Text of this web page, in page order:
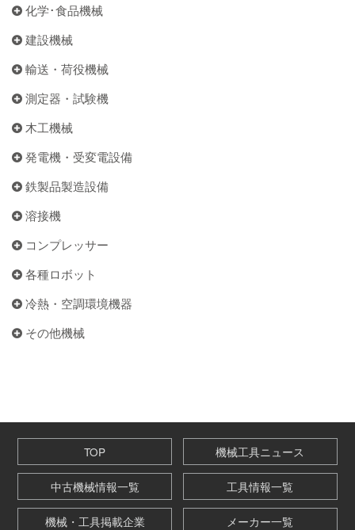
化学･食品機械
建設機械
輸送・荷役機械
測定器・試験機
木工機械
発電機・受変電設備
鉄製品製造設備
溶接機
コンプレッサー
各種ロボット
冷熱・空調環境機器
その他機械
TOP 機械工具ニュース
中古機械情報一覧 工具情報一覧
機械・工具掲載企業 メーカー一覧